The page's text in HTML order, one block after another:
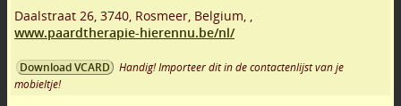
Daalstraat 26, 3740, Rosmeer, Belgium, ,
www.paardtherapie-hierennu.be/nl/
Download VCARD
Handig! Importeer dit in de contactenlijst van je
mobieltje!